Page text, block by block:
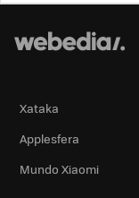
Xataka
Applesfera
Mundo Xiaomi